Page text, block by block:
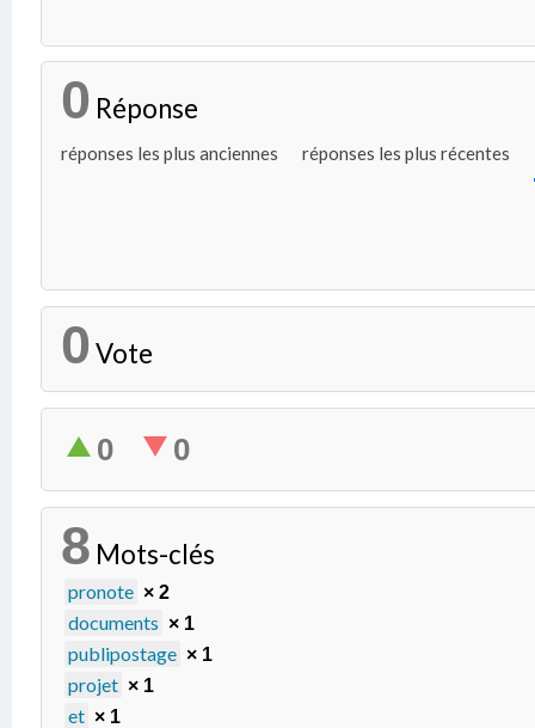
0 Réponse
réponses les plus anciennes réponses les plus récentes
0 Vote
0 0
8 Mots-clés
pronote × 2
documents × 1
publipostage × 1
projet × 1
et × 1